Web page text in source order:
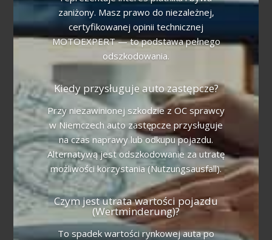
zaniżony. Masz prawo do niezależnej,
certyfikowanej opinii technicznej
MOTOEXPERT — to podstawa pełnego
odszkodowania.
Kiedy przysługuje auto zastępcze?
Przy niezawinionej szkodzie z OC sprawcy
w Niemczech auto zastępcze przysługuje
na czas naprawy lub odkupu pojazdu.
Alternatywą jest odszkodowanie za utratę
możliwości korzystania (Nutzungsausfall).
Czym jest utrata wartości pojazdu
(Wertminderung)?
To spadek wartości rynkowej auta po